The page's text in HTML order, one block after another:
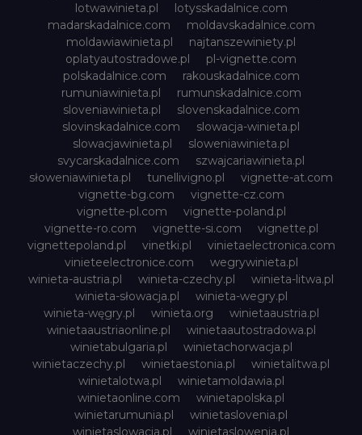
lotwawinieta.pl
lotysskadalnice.com
madarskadalnice.com
moldavskadalnice.com
moldawiawinieta.pl
najtanszewiniety.pl
oplatyautostradowe.pl
pl-vignette.com
polskadalnice.com
rakouskadalnice.com
rumuniawinieta.pl
rumunskadalnice.com
sloveniawinieta.pl
slovenskadalnice.com
slovinskadalnice.com
slowacja-winieta.pl
slowacjawinieta.pl
sloweniawinieta.pl
svycarskadalnice.com
szwajcariawinieta.pl
słoweniawinieta.pl
tunellivigno.pl
vignette-at.com
vignette-bg.com
vignette-cz.com
vignette-pl.com
vignette-poland.pl
vignette-ro.com
vignette-si.com
vignette.pl
vignettepoland.pl
vinetki.pl
vinietaelectronica.com
vinieteelectronice.com
wegrywinieta.pl
winieta-austria.pl
winieta-czechy.pl
winieta-litwa.pl
winieta-słowacja.pl
winieta-wegry.pl
winieta-węgry.pl
winieta.org
winietaaustria.pl
winietaaustriaonline.pl
winietaautostradowa.pl
winietabulgaria.pl
winietachorwacja.pl
winietaczechy.pl
winietaestonia.pl
winietalitwa.pl
winietalotwa.pl
winietamoldawia.pl
winietaonline.com
winietapolska.pl
winietarumunia.pl
winietaslovenia.pl
winietaslowacja.pl
winietaslowenia.pl